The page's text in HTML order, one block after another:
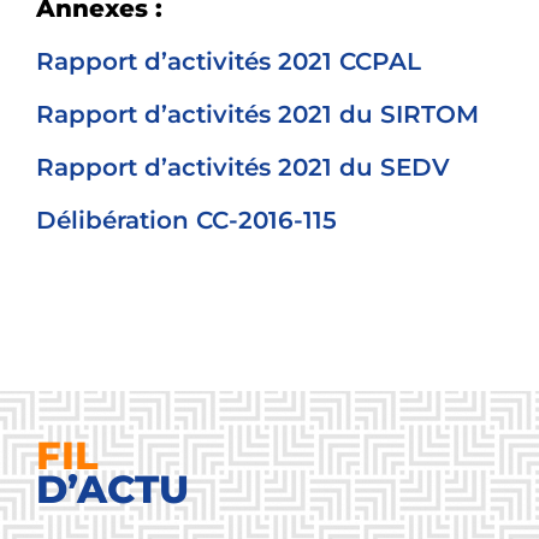
Annexes :
Rapport d’activités 2021 CCPAL
Rapport d’activités 2021 du SIRTOM
Rapport d’activités 2021 du SEDV
Délibération CC-2016-115
FIL
D’ACTU